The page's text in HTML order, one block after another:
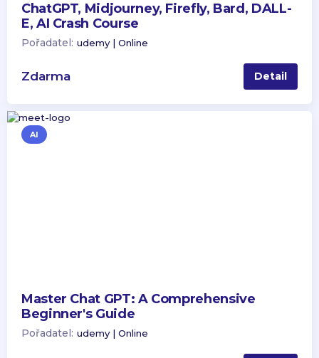
ChatGPT, Midjourney, Firefly, Bard, DALL-
E, AI Crash Course
Pořadatel: udemy | Online
Zdarma Detail
Master Chat GPT: A Comprehensive
Beginner's Guide
AI
Pořadatel: udemy | Online